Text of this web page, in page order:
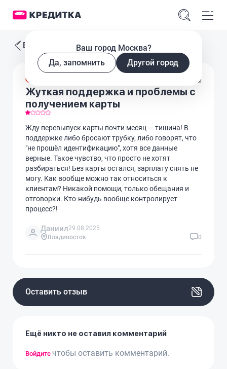
Ваш город Москва?
Да, запомнить
Другой город
Все отзывы
Жуткая поддержка и проблемы с
получением карты
Дебетовые карты
Жду перевыпуск карты почти месяц — тишина! В
поддержке либо бросают трубку, либо говорят, что
"не прошёл идентификацию", хотя все данные
верные. Такое чувство, что просто не хотят
разбираться! Без карты остался, зарплату снять не
могу. Как вообще можно так относиться к
клиентам? Никакой помощи, только обещания и
отговорки. Кто-нибудь вообще контролирует
процесс?!
Даниил29.08.2025
Владивосток
0
Оставить отзыв
Ещё никто не оставил комментарий
Войдите чтобы оставить комментарий.